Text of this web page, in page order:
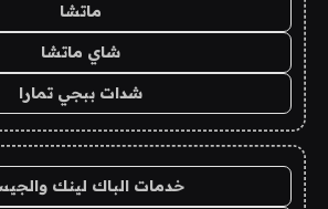
ماتشا
شاي ماتشا
شدات ببجي تمارا
خدمات الباك لينك